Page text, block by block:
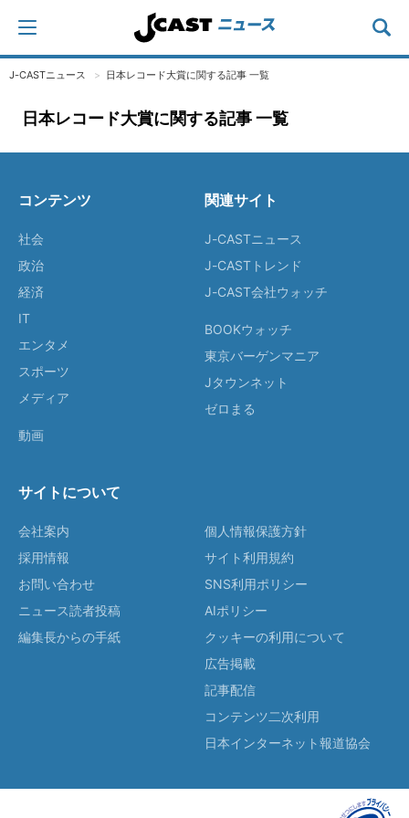
J-CASTニュース 日本レコード大賞に関する記事 一覧
日本レコード大賞に関する記事 一覧
コンテンツ
社会
政治
経済
IT
エンタメ
スポーツ
メディア
動画
関連サイト
J-CASTニュース
J-CASTトレンド
J-CAST会社ウォッチ
BOOKウォッチ
東京バーゲンマニア
Jタウンネット
ゼロまる
サイトについて
会社案内
採用情報
お問い合わせ
ニュース読者投稿
編集長からの手紙
個人情報保護方針
サイト利用規約
SNS利用ポリシー
AIポリシー
クッキーの利用について
広告掲載
記事配信
コンテンツ二次利用
日本インターネット報道協会